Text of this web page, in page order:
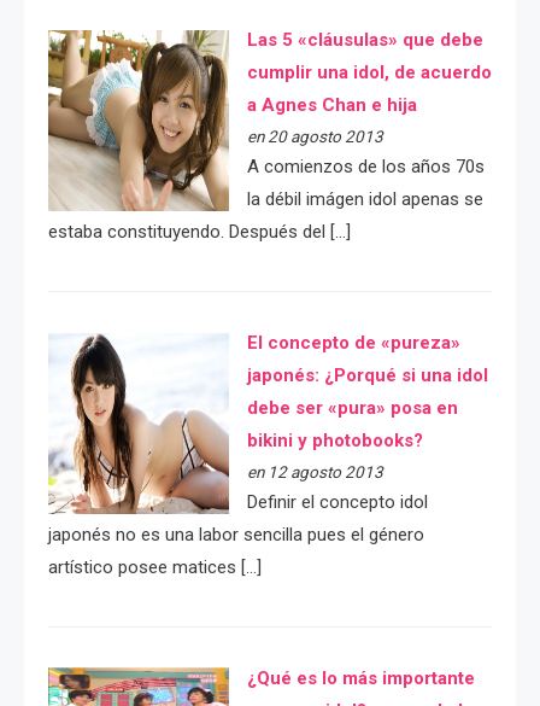
Las 5 «cláusulas» que debe
cumplir una idol, de acuerdo
a Agnes Chan e hija
en 20 agosto 2013
A comienzos de los años 70s
la débil imágen idol apenas se
estaba constituyendo. Después del […]
El concepto de «pureza»
japonés: ¿Porqué si una idol
debe ser «pura» posa en
bikini y photobooks?
en 12 agosto 2013
Definir el concepto idol
japonés no es una labor sencilla pues el género
artístico posee matices […]
¿Qué es lo más importante